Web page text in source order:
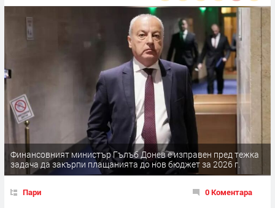
Финансовният министър Гълъб Донев е изправен пред тежка
задача да закърпи плащанията до нов бюджет за 2026 г.
Пари 0 Коментара